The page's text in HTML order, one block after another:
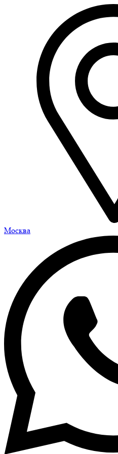
Москва